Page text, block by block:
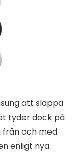
att släppa
tyder dock på
och med
enligt nya